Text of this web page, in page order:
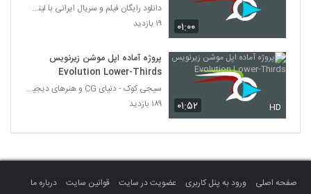
۰۱:۰۰
دانلود رایگان فیلم و سریال ایرانی با لینک مستقیم
۱۹ بازدید
۰۱:۵۲ HD
پروژه آماده اپل موشن زیرنویس
Evolution Lower-Thirds
سیجی کوک - دنیای CG و هنرهای دیجیتال
۱۸۹ بازدید
صفحه اصلی ورود به پنل کاربری عضویت در سایت قوانین سایت
درباره ما